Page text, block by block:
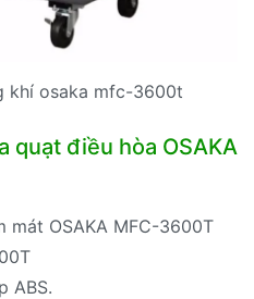
khí osaka mfc-3600t
quạt điều hòa OSAKA
mát OSAKA MFC-3600T
ABS.